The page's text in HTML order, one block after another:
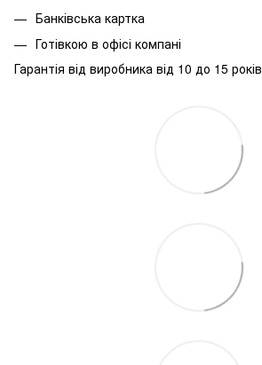
Банківська картка
Готівкою в офісі компані
Гарантія від виробника від 10 до 15 років